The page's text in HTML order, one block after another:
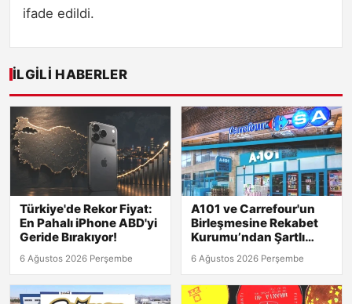
ifade edildi.
İLGILI HABERLER
Türkiye'de Rekor Fiyat:
En Pahalı iPhone ABD'yi
Geride Bırakıyor!
6 Ağustos 2026 Perşembe
A101 ve Carrefour'un
Birleşmesine Rekabet
Kurumu’ndan Şartlı
Onay Geldi!
6 Ağustos 2026 Perşembe